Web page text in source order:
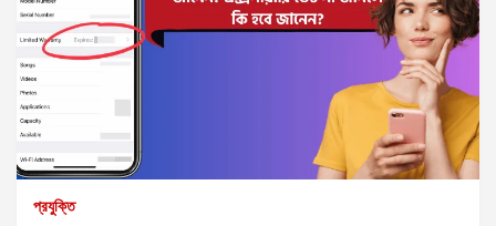
প্রযুক্তি